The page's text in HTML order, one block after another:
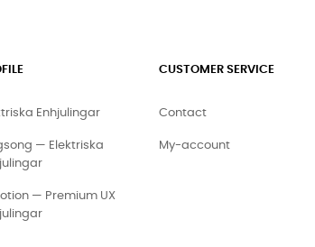
Enhjulingar
— Elektriska
— Premium UX
CUSTOMER SERVICE
Contact
My-account